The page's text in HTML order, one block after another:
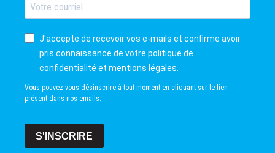
J'accepte de recevoir vos e-mails et confirme avoir
pris connaissance de votre politique de
confidentialité et mentions légales.
Vous pouvez vous désinscrire à tout moment en cliquant sur le lien
présent dans nos emails.
S'INSCRIRE